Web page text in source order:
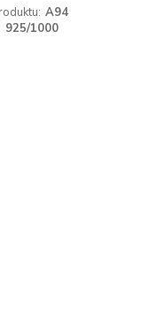
A94
925/1000